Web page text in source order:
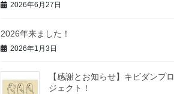
2026年6月27日
2026年来ました！
2026年1月3日
【感謝とお知らせ】キビダンプロ
ジェクト！